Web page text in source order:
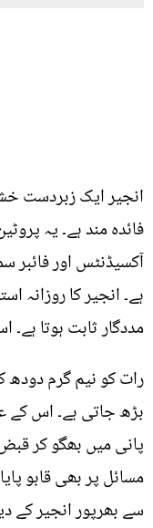
انجیر ایک زبردست
فائدہ مند ہے۔ یہ
آکسیڈنٹس اور فائبر
ہے۔ انجیر کا روزانہ
مددگار ثابت ہوتا
رات کو نیم گرم
بڑھ جاتی ہے۔ اس کے
پانی میں بھگو کر
مسائل پر بھی قابو
سے بھرپور انجیر کے